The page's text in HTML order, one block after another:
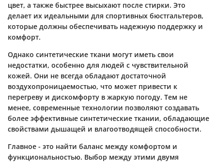
цвет, а также быстрее высыхают после стирки. Это
делает их идеальными для спортивных бюстгальтеров,
которые должны обеспечивать надежную поддержку и
комфорт.
Однако синтетические ткани могут иметь свои
недостатки, особенно для людей с чувствительной
кожей. Они не всегда обладают достаточной
воздухопроницаемостью, что может привести к
перегреву и дискомфорту в жаркую погоду. Тем не
менее, современные технологии позволяют создавать
более эффективные синтетические ткании, обладающие
свойствами дышащей и влагоотводящей способности.
Главное - это найти баланс между комфортом и
функциональностью. Выбор между этими двумя